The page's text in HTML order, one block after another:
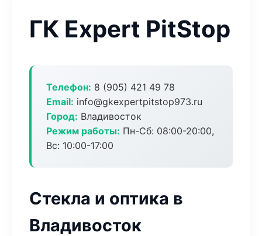
ГК Expert PitStop
Телефон: 8 (905) 421 49 78
Email: info@gkexpertpitstop973.ru
Город: Владивосток
Режим работы: Пн-Сб: 08:00-20:00,
Вс: 10:00-17:00
Стекла и оптика в
Владивосток